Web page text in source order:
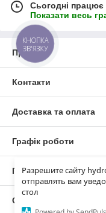
Разрешите сайту
отправлять вам
стол
Сьогодні працює
Показати весь
Про нас
Контакти
Доставка та оплата
Графік роботи
Повна версія сайту
Сайт створено на
КНОПКА
ЗВ'ЯЗКУ